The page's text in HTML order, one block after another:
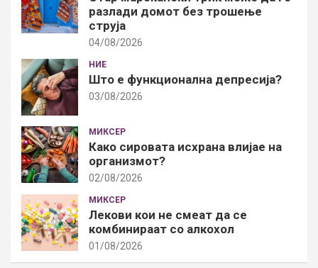
разлади домот без трошење
струја
04/08/2026
НИЕ
Што е функционална депресија?
03/08/2026
МИКСЕР
Како сировата исхрана влијае на
организмот?
02/08/2026
МИКСЕР
Лекови кои не смеат да се
комбинираат со алкохол
01/08/2026